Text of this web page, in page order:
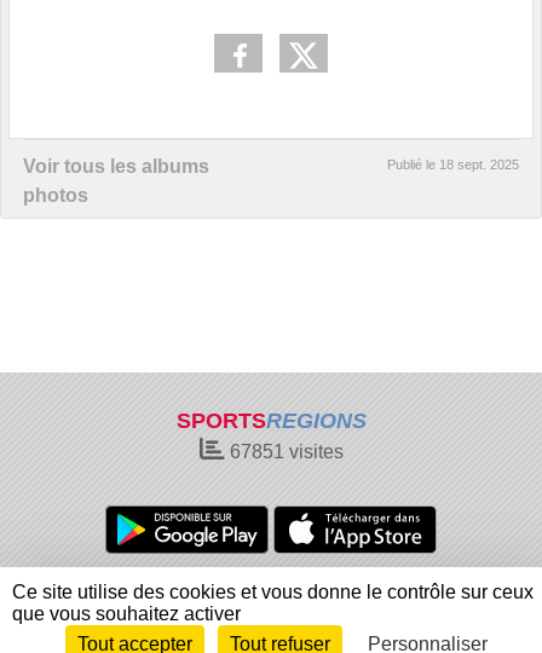
Voir tous les albums
photos
Publié le 18 sept. 2025
SPORTSREGIONS
67851 visites
Charte cookies
Gestion des cookies
Informations légales
Signaler un contenu inapproprié
Envie de participer ?
Connexion
Ce site utilise des cookies et vous donne le contrôle sur ceux
que vous souhaitez activer
Tout accepter
Tout refuser Personnaliser